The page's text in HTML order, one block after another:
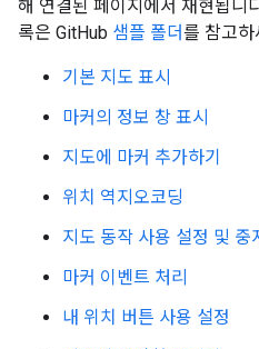
해 연결된 페이지에서 재현됩니
록은 GitHub 샘플 폴더를 참고하
기본 지도 표시
마커의 정보 창 표시
지도에 마커 추가하기
위치 역지오코딩
지도 동작 사용 설정 및 중
마커 이벤트 처리
내 위치 버튼 사용 설정